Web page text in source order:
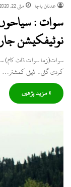
عدنان باچا مئی 22, 2020
سوات : سیاحوں
نوٹیفکیشن
سوات(زما سوات ڈاٹ کام)
کردی گئی۔ ڈپٹی کمشنر…
» مزید پڑھیں